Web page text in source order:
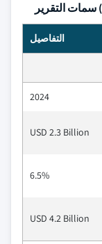
التفاصيل
2024
USD 2.3 Billion
6.5%
USD 4.2 Billion